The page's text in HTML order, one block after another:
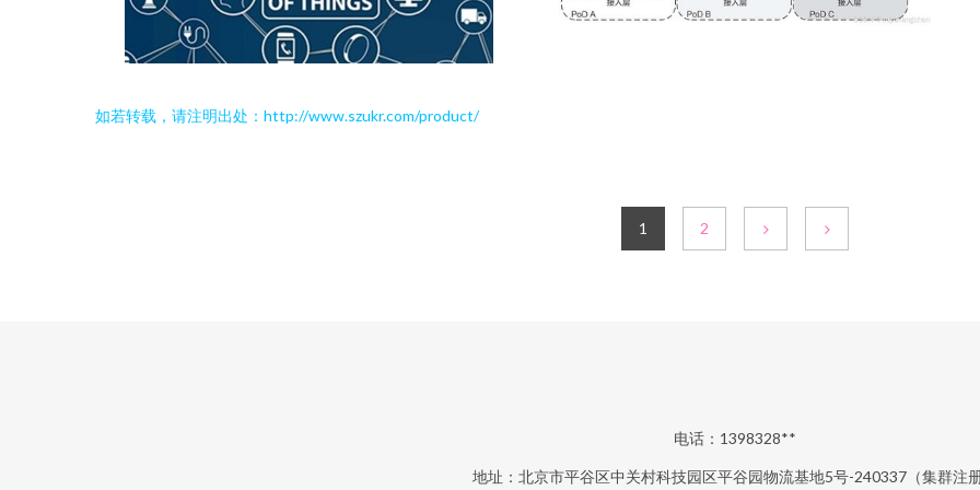
如若转载，请注明出处：http://www.szukr.com/product/
1 2
电话：1398328**
地址：北京市平谷区中关村科技园区平谷园物流基地5号-240337（集群注